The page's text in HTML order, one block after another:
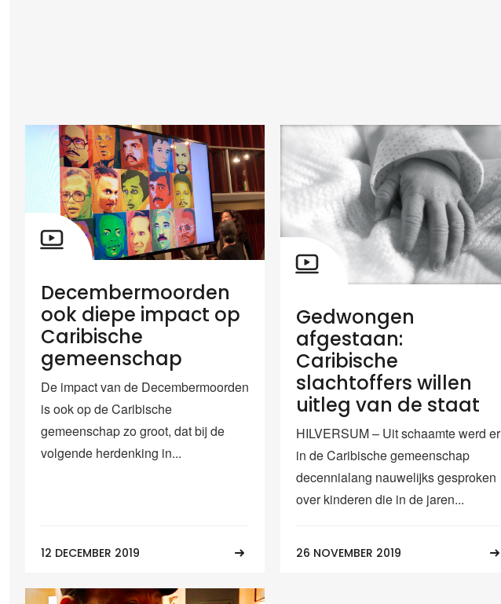
Decembermoorden
ook diepe impact op
Caribische
gemeenschap
De impact van de Decembermoorden
is ook op de Caribische
gemeenschap zo groot, dat bij de
volgende herdenking in...
12 DECEMBER 2019
Gedwongen
afgestaan:
Caribische
slachtoffers willen
uitleg van de staat
HILVERSUM – Uit schaamte werd er
in de Caribische gemeenschap
decennialang nauwelijks gesproken
over kinderen die in de jaren...
26 NOVEMBER 2019